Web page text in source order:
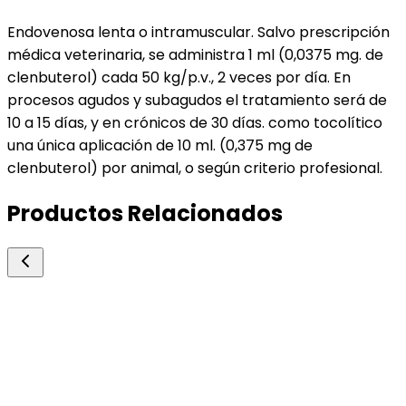
Endovenosa lenta o intramuscular. Salvo prescripción
médica veterinaria, se administra 1 ml (0,0375 mg. de
clenbuterol) cada 50 kg/p.v., 2 veces por día. En
procesos agudos y subagudos el tratamiento será de
10 a 15 días, y en crónicos de 30 días. como tocolítico
una única aplicación de 10 ml. (0,375 mg de
clenbuterol) por animal, o según criterio profesional.
Productos Relacionados